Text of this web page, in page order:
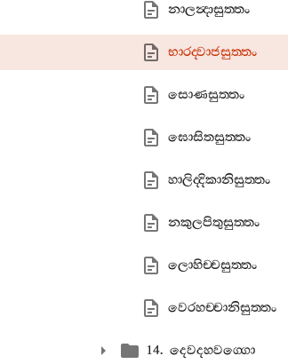
නාලන්‍දාසුත‍්තං
භාරද‍්වාජසුත‍්තං
සොණසුත‍්තං
ඝොසිතසුත‍්තං
හාලිද‍්දිකානිසුත‍්තං
නකුලපිතුසුත‍්තං
ලොහිච‍්චසුත‍්තං
වෙරහච‍්චානිසුත‍්තං
14. දෙවදහවග‍්ගො